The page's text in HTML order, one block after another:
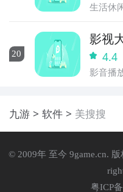
生活休
20
影视
4.4
影音播
九游 软件 美搜搜
© 2009年 至今 9game.cn.
粤ICP